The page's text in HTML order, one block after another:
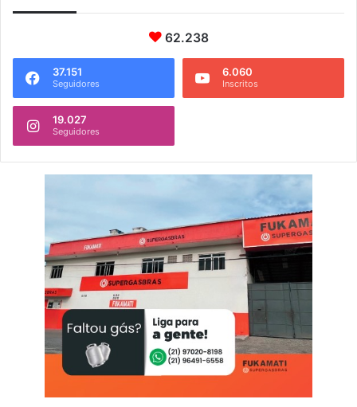
62.238
37.151
Seguidores
6.060
Inscritos
19.027
Seguidores